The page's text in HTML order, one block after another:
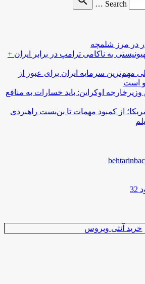
Search …
در مرز شلمچه
به ناکامی ترامپ در برابر ایران +
مهم‌ترین سرمایه ایران برای عبور از
است
اوکراین: باید خسارات به منافع
از کمبود مهمات تا بن‌بست راهبردی
خرید آنتی ویروس